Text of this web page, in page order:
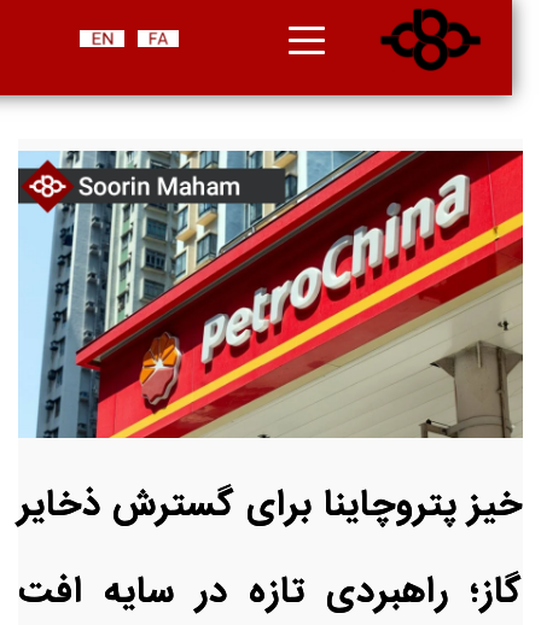
خیز پتروچاینا برای گسترش ذخایر
گاز؛ راهبردی تازه در سایه افت